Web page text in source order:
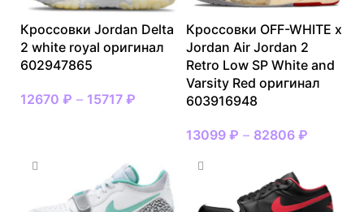
Кроссовки Jordan Delta
2 white royal оригинал
602947865
12670 ₽ – 15717 ₽
Кроссовки OFF-WHITE x
Jordan Air Jordan 2
Retro Low SP White and
Varsity Red оригинал
603916948
13099 ₽ – 82806 ₽